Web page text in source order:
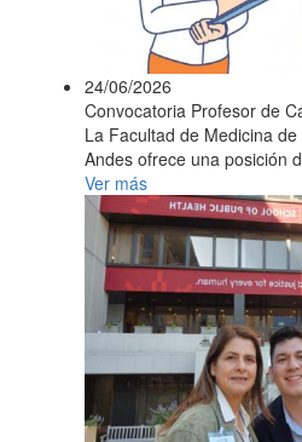
24/06/2026
Convocatoria Profesor de
La Facultad de Medicina
Andes ofrece una posición
Ver más